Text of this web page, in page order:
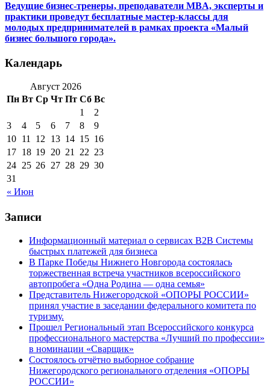
Ведущие бизнес-тренеры, преподаватели MBA, эксперты и
практики проведут бесплатные мастер-классы для
молодых предпринимателей в рамках проекта «Малый
бизнес большого города».
Календарь
Август 2026
Пн Вт Ср Чт Пт Сб Вс
« Июн
1
2
3
4 5 6 7 8
9
10 11 12 13 14 15 16
17 18 19 20 21 22 23
24 25 26 27 28 29 30
31
Записи
Информационный материал о сервисах В2В Системы
быстрых платежей для бизнеса
В Парке Победы Нижнего Новгорода состоялась
торжественная встреча участников всероссийского
автопробега «Одна Родина — одна семья»
Представитель Нижегородской «ОПОРЫ РОССИИ»
принял участие в заседании федерального комитета по
туризму.
Прошел Региональный этап Всероссийского конкурса
профессионального мастерства «Лучший по профессии»
в номинации «Сварщик»
Состоялось отчётно выборное собрание
Нижегородского регионального отделения «ОПОРЫ
РОССИИ»